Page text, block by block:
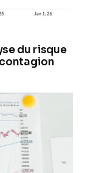
du risque